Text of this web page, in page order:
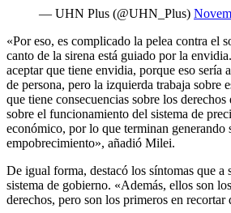
— UHN Plus (@UHN_Plus)
«Por eso, es complicado la pelea contra el
canto de la sirena está guiado por la
aceptar que tiene envidia, porque eso sería
de persona, pero la izquierda trabaja sobre
que tiene consecuencias sobre los
sobre el funcionamiento del sistema de
económico, por lo que terminan generando
empobrecimiento», añadió Milei.
De igual forma, destacó los síntomas que
sistema de gobierno. «Además, ellos son
derechos, pero son los primeros en recortar